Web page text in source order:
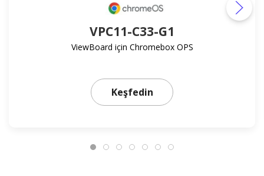
VPC11-C33-G1
ViewBoard için Chromebox OPS
KeşfedinDaha fazlasını öğrenin